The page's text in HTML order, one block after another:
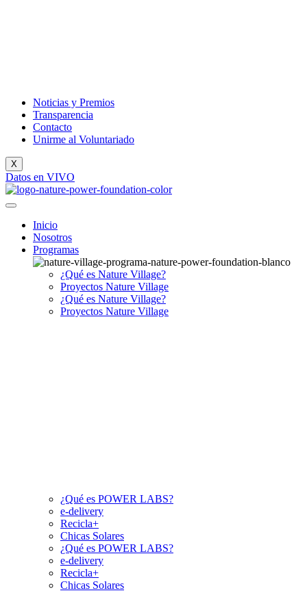
Noticias y Premios
Transparencia
Contacto
Unirme al Voluntariado
X
Datos en VIVO
Inicio
Nosotros
Programas
¿Qué es Nature Village?
Proyectos Nature Village
¿Qué es Nature Village?
Proyectos Nature Village
¿Qué es POWER LABS?
e-delivery
Recicla+
Chicas Solares
¿Qué es POWER LABS?
e-delivery
Recicla+
Chicas Solares